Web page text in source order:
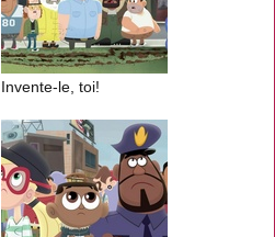
Invente-le, toi!